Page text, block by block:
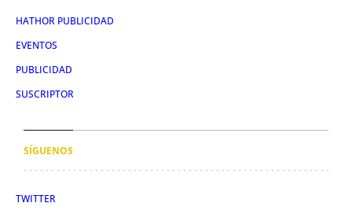
HATHOR PUBLICIDAD
EVENTOS
PUBLICIDAD
SUSCRIPTOR
SÍGUENOS
TWITTER